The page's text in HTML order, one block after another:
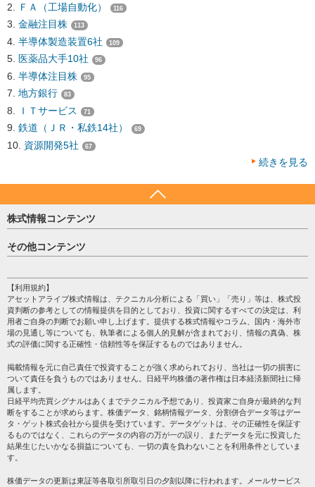
ＦＡ（工場自動化） 116
金融注目株 113
半導体製造装置6社 109
医薬品大手10社 96
半導体注目株 95
地方銀行 83
ＩＴサービス 71
鉄道（ＪＲ・私鉄14社） 69
資源開発5社 67
続きを見る
株式情報コンテンツ
日経平均
売買シグナル
株テーマ情報
海外市況
投資カレンダー
格付け情報
その他コンテンツ
個人情報保護方針
プライバシーポリシー
会社案内
サイトマップ
過去データ
【利用規約】
アセットアライブ株式情報は、テクニカル分析による「買い」「売り」等は、株式投
資判断の参考としての情報提供を目的としており、投資に関するすべての決定は、利
用者ご自身の判断でお願い申し上げます。提供する株式情報やコラム、国内・海外市
場の見通し等についても、執筆者による個人的見解が含まれており、情報の真偽、株
式の評価に関する正確性・信頼性等を保証するものではありません。
掲載情報を元に自己責任で投資することが強く求められており、当社は一切の損害に
ついて責任を負うものではありません。日経平均株価の著作権は日本経済新聞社に帰
属します。
日経平均売買シグナルはあくまでテクニカル予想であり、投資家ご自身が最終的な判
断をすることが求めらます。株価データ、銘柄情報データ、分割併合データ等はデー
タ・ゲット株式会社から提供を受けています。データゲットは、その正確性を保証す
るものではなく、これらのデータの内容の万が一の誤り、またデータを元に投資した
結果生じたいかなる損益についても、一切の責を負わないことを利用条件としていま
す。
株価データの更新は東証等各取引所取引日の夕刻以降に行われます。メールサービス